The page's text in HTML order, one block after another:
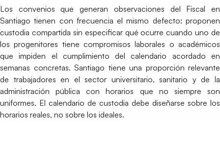
Los convenios que generan observaciones del Fiscal en
Santiago tienen con frecuencia el mismo defecto: proponen
custodia compartida sin especificar qué ocurre cuando uno de
los progenitores tiene compromisos laborales o académicos
que impiden el cumplimiento del calendario acordado en
semanas concretas. Santiago tiene una proporción relevante
de trabajadores en el sector universitario, sanitario y de la
administración pública con horarios que no siempre son
uniformes. El calendario de custodia debe diseñarse sobre los
horarios reales, no sobre los ideales.